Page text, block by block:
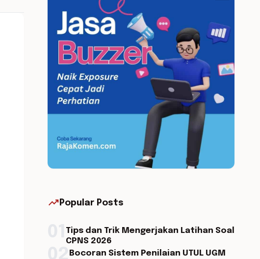
trending_up Popular Posts
Tips dan Trik Mengerjakan Latihan Soal
CPNS 2026
Bocoran Sistem Penilaian UTUL UGM